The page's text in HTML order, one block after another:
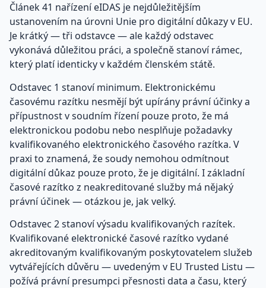
Článek 41 nařízení eIDAS je nejdůležitějším
ustanovením na úrovni Unie pro digitální důkazy v EU.
Je krátký — tři odstavce — ale každý odstavec
vykonává důležitou práci, a společně stanoví rámec,
který platí identicky v každém členském státě.
Odstavec 1 stanoví minimum. Elektronickému
časovému razítku nesmějí být upírány právní účinky a
přípustnost v soudním řízení pouze proto, že má
elektronickou podobu nebo nesplňuje požadavky
kvalifikovaného elektronického časového razítka. V
praxi to znamená, že soudy nemohou odmítnout
digitální důkaz pouze proto, že je digitální. I základní
časové razítko z neakreditované služby má nějaký
právní účinek — otázkou je, jak velký.
Odstavec 2 stanoví výsadu kvalifikovaných razítek.
Kvalifikované elektronické časové razítko vydané
akreditovaným kvalifikovaným poskytovatelem služeb
vytvářejících důvěru — uvedeným v EU Trusted Listu —
požívá právní presumpci přesnosti data a času, který